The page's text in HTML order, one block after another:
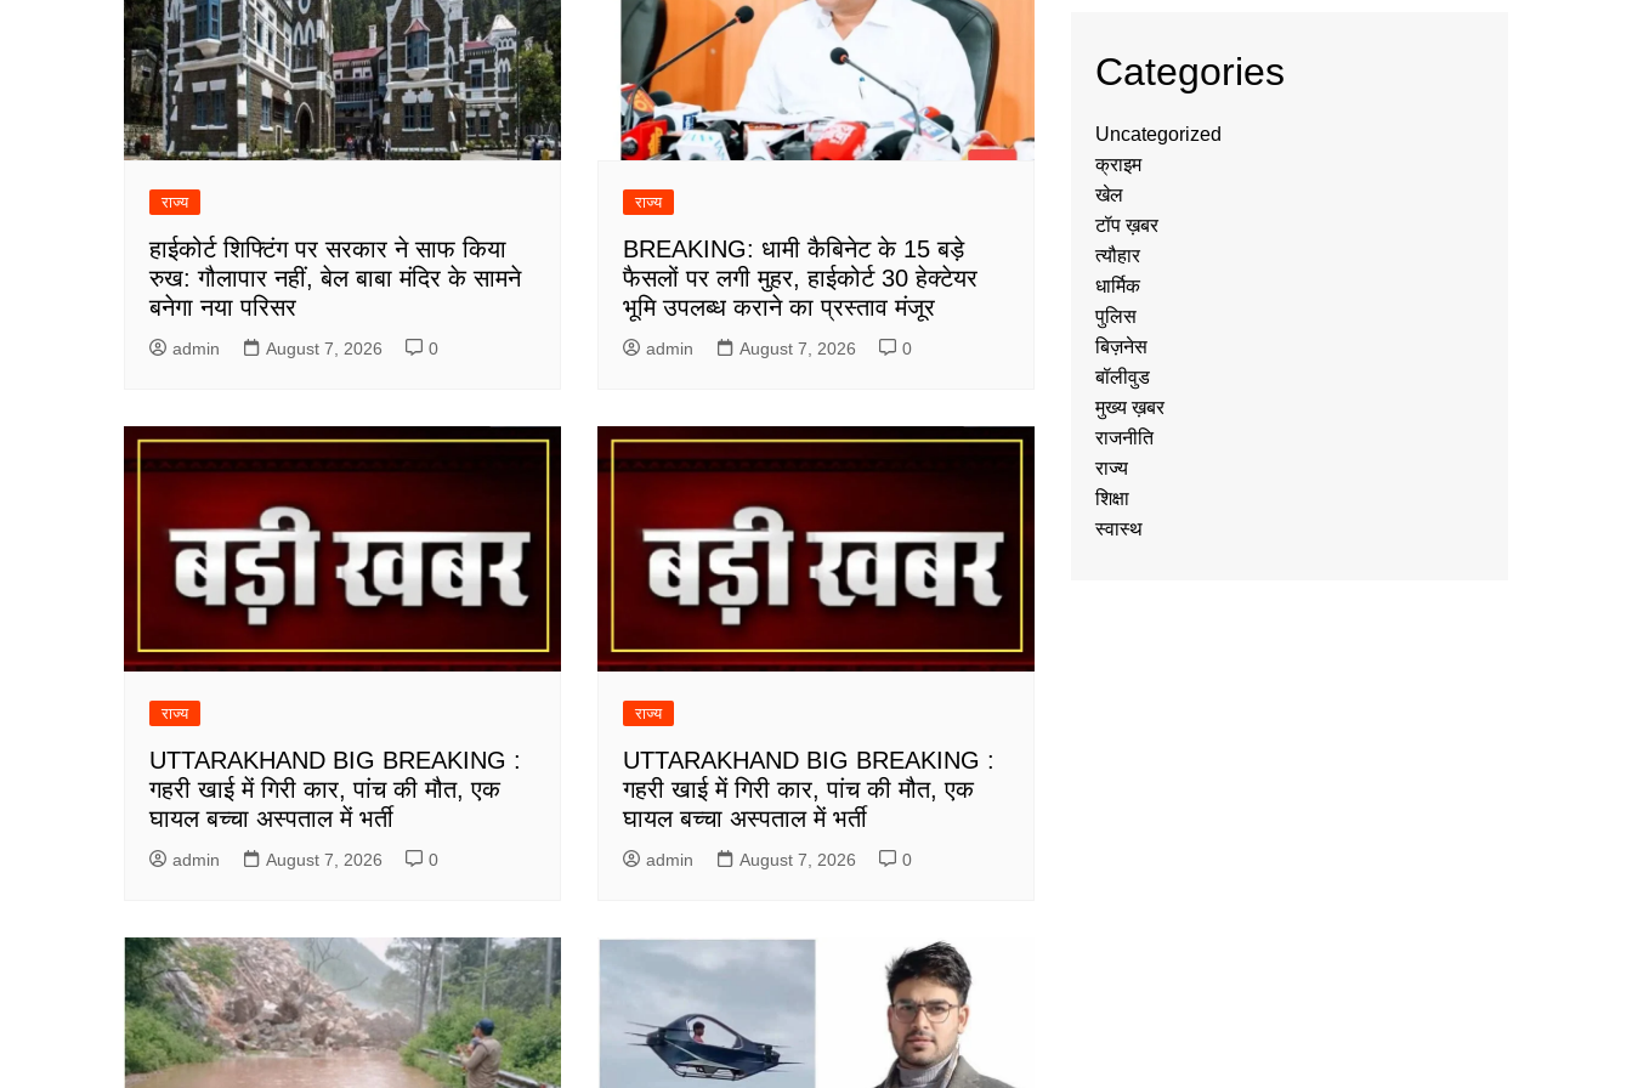
राज्य
हाईकोर्ट शिफ्टिंग पर सरकार ने साफ किया
रुख: गौलापार नहीं, बेल बाबा मंदिर के सामने
बनेगा नया परिसर
admin August 7, 2026 0
राज्य
BREAKING: धामी कैबिनेट के 15 बड़े
फैसलों पर लगी मुहर, हाईकोर्ट 30 हेक्टेयर
भूमि उपलब्ध कराने का प्रस्ताव मंजूर
admin August 7, 2026 0
राज्य
UTTARAKHAND BIG BREAKING :
गहरी खाई में गिरी कार, पांच की मौत, एक
घायल बच्चा अस्पताल में भर्ती
admin August 7, 2026 0
राज्य
UTTARAKHAND BIG BREAKING :
गहरी खाई में गिरी कार, पांच की मौत, एक
घायल बच्चा अस्पताल में भर्ती
admin August 7, 2026 0
Categories
Uncategorized
क्राइम
खेल
टॉप ख़बर
त्यौहार
धार्मिक
पुलिस
बिज़नेस
बॉलीवुड
मुख्य ख़बर
राजनीति
राज्य
शिक्षा
स्वास्थ